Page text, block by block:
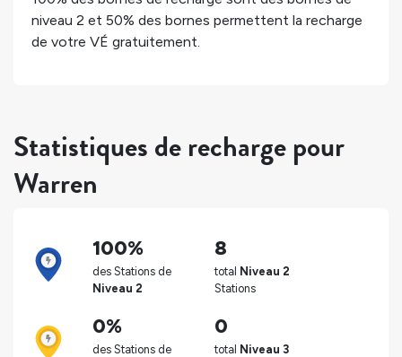
niveau 2 et 50% des bornes permettent la recharge
de votre VÉ gratuitement.
Statistiques de recharge pour
Warren
100%
des Stations de
Niveau 2
8
total Niveau 2
Stations
0%
des Stations de
0
total Niveau 3